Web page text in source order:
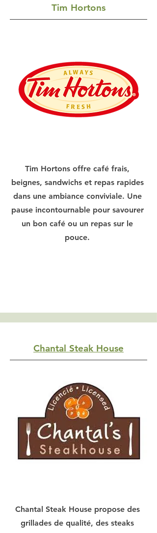
Tim Hortons
Tim Hortons offre café frais,
beignes, sandwichs et repas rapides
dans une ambiance conviviale. Une
pause incontournable pour savourer
un bon café ou un repas sur le
pouce.
Chantal Steak House
Chantal Steak House propose des
grillades de qualité, des steaks